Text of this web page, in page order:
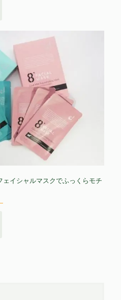
イシャルマスクでふっくらモチ